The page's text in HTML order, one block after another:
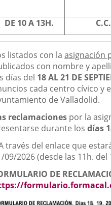
DE 10 A 13H.
listados con la asignación
con nombre y
días del 18 AL 21 DE
cada centro cívico y
de Valladolid.
reclamaciones por la
durante los días
través del enlace que
09/2026 (desde las 11h.
DE